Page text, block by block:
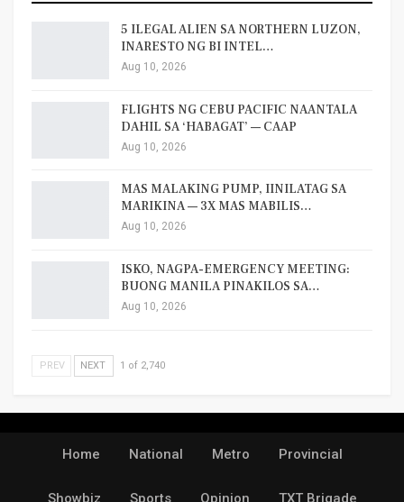
5 ILEGAL ALIEN SA NORTHERN LUZON,
INARESTO NG BI INTEL…
Aug 10, 2026
FLIGHTS NG CEBU PACIFIC NAANTALA
DAHIL SA ‘HABAGAT’ — CAAP
Aug 10, 2026
MAS MALAKING PUMP, IINILATAG SA
MARIKINA — 3X MAS MABILIS…
Aug 10, 2026
ISKO, NAGPA-EMERGENCY MEETING:
BUONG MANILA PINAKILOS SA…
Aug 10, 2026
PREV NEXT 1 of 2,740
Home National Metro Provincial